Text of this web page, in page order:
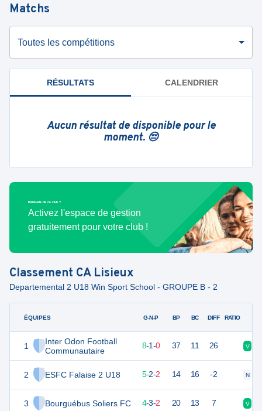
Matchs
Toutes les compétitions
RÉSULTATS CALENDRIER
Aucun résultat de disponible pour le
moment. 😔
Bénévole de ce club ?
Activez l'espace de gestion
gratuitement pour votre club !
Classement CA Lisieux
Departemental 2 U18 Win Sport School - GROUPE B - 2
ÉQUIPES
1
Inter Odon Football
Communautaire
2 ESFC Falaise 2 U18
3 Bourguébus Soliers FC
G-N-P BP BC DIFF RATIO
25 8-1-0 37 11 26 V
17 5-2-2 14 16 -2 N
15 9 4-3-2 20 13 7 V